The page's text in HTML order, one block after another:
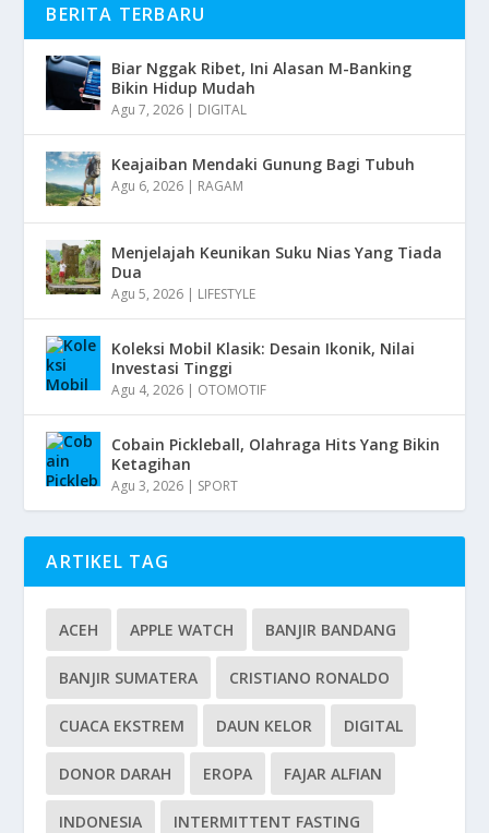
BERITA TERBARU
Biar Nggak Ribet, Ini Alasan M-Banking
Bikin Hidup Mudah
Agu 7, 2026 | DIGITAL
Keajaiban Mendaki Gunung Bagi Tubuh
Agu 6, 2026 | RAGAM
Menjelajah Keunikan Suku Nias Yang Tiada
Dua
Agu 5, 2026 | LIFESTYLE
Koleksi Mobil Klasik: Desain Ikonik, Nilai
Investasi Tinggi
Agu 4, 2026 | OTOMOTIF
Cobain Pickleball, Olahraga Hits Yang Bikin
Ketagihan
Agu 3, 2026 | SPORT
ARTIKEL TAG
ACEH APPLE WATCH BANJIR BANDANG
BANJIR SUMATERA CRISTIANO RONALDO
CUACA EKSTREM DAUN KELOR DIGITAL
DONOR DARAH EROPA FAJAR ALFIAN
INDONESIA INTERMITTENT FASTING